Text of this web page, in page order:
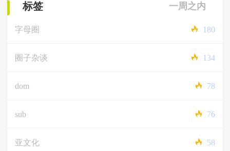
标签 一周之内
字母圈 180
圈子杂谈 134
dom 78
sub 76
亚文化 58